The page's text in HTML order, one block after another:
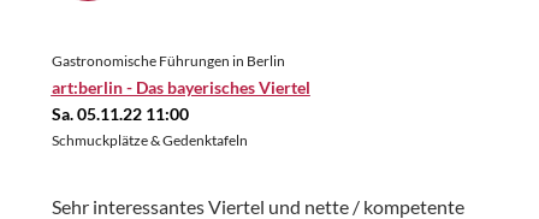
Gastronomische Führungen in Berlin
art:berlin - Das bayerisches Viertel
Sa. 05.11.22 11:00
Schmuckplätze & Gedenktafeln
Sehr interessantes Viertel und nette / kompetente